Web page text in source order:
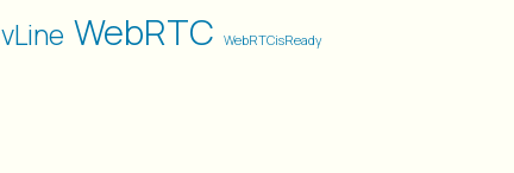
vLine WebRTC WebRTCisReady